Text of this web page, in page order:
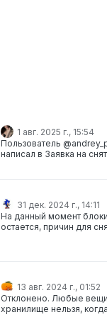
1 авг. 2025 г., 15:54
Пользователь
написал в Заявка на
твоей заявке дбг, которая
находится в заморозке Пока что
заявка отправляется в
31 дек. 2024 г., 14:11
На данный момент
остается, причин для
13 авг. 2024 г., 01:52
Отклонено. Любые вещи
хранилище нельзя, когда